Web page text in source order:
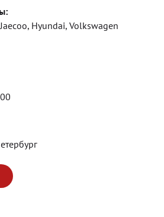
Hyundai, Volkswagen